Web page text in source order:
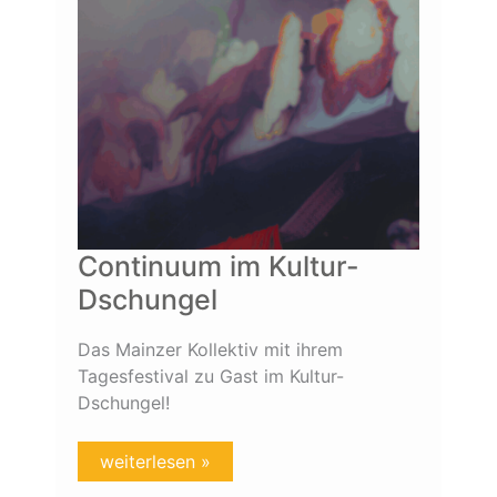
Continuum im Kultur-
Dschungel
Das Mainzer Kollektiv mit ihrem
Tagesfestival zu Gast im Kultur-
Dschungel!
weiterlesen »